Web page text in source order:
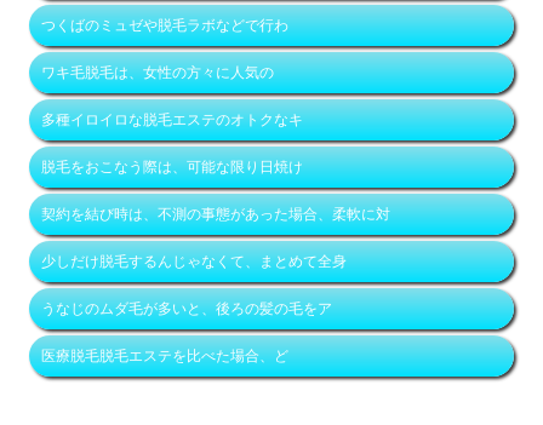
つくばのミュゼや脱毛ラボなどで行わ
ワキ毛脱毛は、女性の方々に人気の
多種イロイロな脱毛エステのオトクなキ
脱毛をおこなう際は、可能な限り日焼け
契約を結び時は、不測の事態があった場合、柔軟に対
少しだけ脱毛するんじゃなくて、まとめて全身
うなじのムダ毛が多いと、後ろの髪の毛をア
医療脱毛脱毛エステを比べた場合、ど